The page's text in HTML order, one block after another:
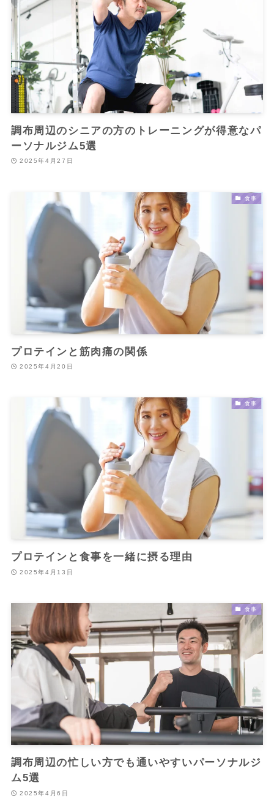
調布周辺のシニアの方のトレーニングが得意なパ
ーソナルジム5選
2025年4月27日
食事
プロテインと筋肉痛の関係
2025年4月20日
食事
プロテインと食事を一緒に摂る理由
2025年4月13日
食事
調布周辺の忙しい方でも通いやすいパーソナルジ
ム5選
2025年4月6日